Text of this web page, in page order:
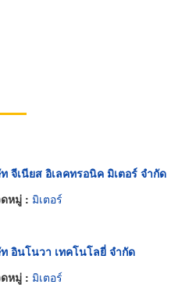
จีเนียส อิเลคทรอนิค มิเตอร์ จำกัด
หมู่ : มิเตอร์
อินโนวา เทคโนโลยี่ จำกัด
หมู่ : มิเตอร์